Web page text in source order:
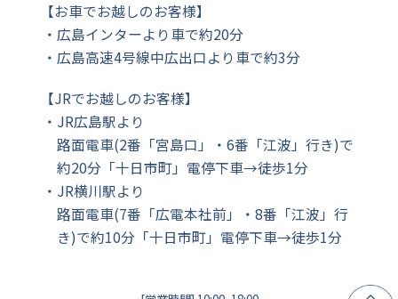
【お車でお越しのお客様】
広島インターより車で約20分
広島高速4号線中広出口より車で約3分
【JRでお越しのお客様】
JR広島駅より
路面電車(2番「宮島口」・6番「江波」行き)で
約20分「十日市町」電停下車→徒歩1分
JR横川駅より
路面電車(7番「広電本社前」・8番「江波」行
き)で約10分「十日市町」電停下車→徒歩1分